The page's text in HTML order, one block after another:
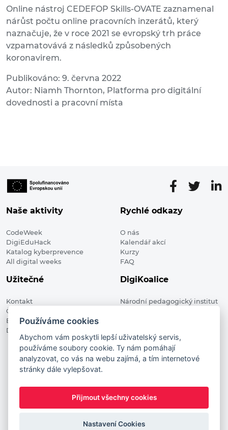
Online nástroj CEDEFOP Skills-OVATE zaznamenal
nárůst počtu online pracovních inzerátů, který
naznačuje, že v roce 2021 se evropský trh práce
vzpamatovává z následků způsobených
koronavirem.
Publikováno: 9. června 2022
Autor: Niamh Thornton, Platforma pro digitální
dovednosti a pracovní místa
Naše aktivity
CodeWeek
DigiEduHack
Katalog kyberprevence
All digital weeks
Rychlé odkazy
O nás
Kalendář akcí
Kurzy
FAQ
Užitečné
Kontakt
Členské organizace
Blog
Digitalizace ve vzdělávání
DigiKoalice
Národní pedagogický institut
DigiKoalice 2021. All rights reserved
Vstup do administrace
This project has received funding from the European
Commission Innovation and Networks Executive Agency (now
Commission and the European Commission is not responsible
Používáme cookies
Abychom vám poskytli lepší uživatelský servis,
používáme soubory cookie. Ty nám pomáhají
analyzovat, co vás na webu zajímá, a tím internetové
stránky dále vylepšovat.
Přijmout všechny cookies
Nastavení Cookies